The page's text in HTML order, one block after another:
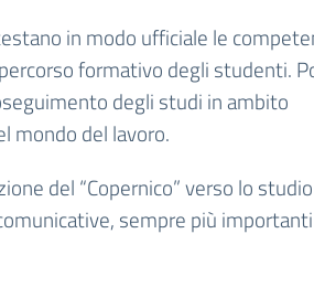
in modo ufficiale le
formativo degli studenti.
degli studi in ambito
mondo del lavoro.
del “Copernico” verso lo
sempre più